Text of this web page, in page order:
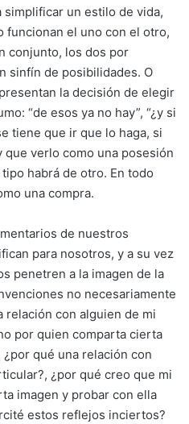
un estilo de vida,
funcionan el uno con el otro,
conjunto, los dos por
sinfín de posibilidades. O
la decisión de elegir
“de esos ya no hay”, “¿y si
tiene que ir que lo haga, si
verlo como una posesión
habrá de otro. En todo
una compra.
de nuestros
para nosotros, y a su vez
penetren a la imagen de la
no necesariamente
relación con alguien de mi
por quien comparta cierta
qué una relación con
¿por qué creo que mi
imagen y probar con ella
estos reflejos inciertos?